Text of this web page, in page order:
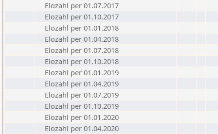
Elozahl per 01.07.2017
Elozahl per 01.10.2017
Elozahl per 01.01.2018
Elozahl per 01.04.2018
Elozahl per 01.07.2018
Elozahl per 01.10.2018
Elozahl per 01.01.2019
Elozahl per 01.04.2019
Elozahl per 01.07.2019
Elozahl per 01.10.2019
Elozahl per 01.01.2020
Elozahl per 01.04.2020